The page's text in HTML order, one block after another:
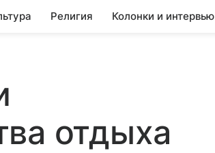
Религия Колонки и интервью
отдыха